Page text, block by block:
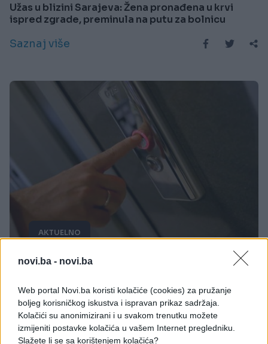
novi.ba - novi.ba
Web portal Novi.ba koristi kolačiće (cookies) za pružanje
boljeg korisničkog iskustva i ispravan prikaz sadržaja.
Kolačići su anonimizirani i u svakom trenutku možete
izmijeniti postavke kolačića u vašem Internet pregledniku.
Slažete li se sa korištenjem kolačića?
Užas u blizini Sarajeva: Žena pronađena u krvi
ispred zgrade, preminula na putu za bolnicu
Saznaj više
AKTUELNO
29.10.25. 13:02
Nastradala žena u Gračanici
Saznaj više